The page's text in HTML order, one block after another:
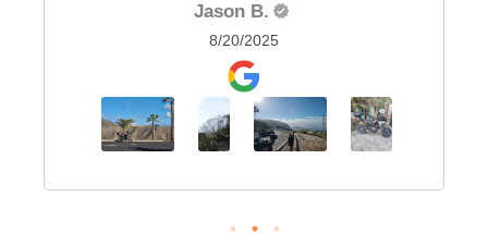
Jason B.
8/20/2025